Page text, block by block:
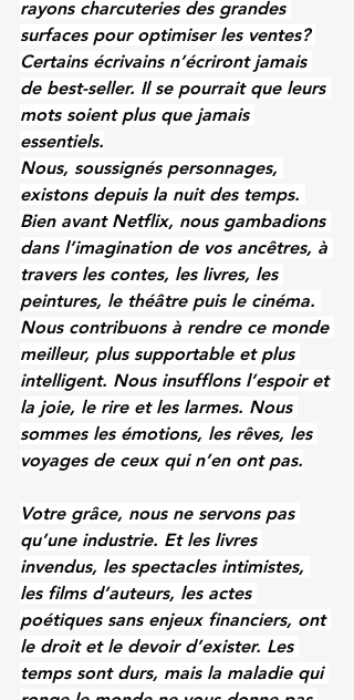
rayons charcuteries des grandes
surfaces pour optimiser les ventes?
Certains écrivains n’écriront jamais
de best-seller. Il se pourrait que leurs
mots soient plus que jamais
essentiels.
Nous, soussignés personnages,
existons depuis la nuit des temps.
Bien avant Netflix, nous gambadions
dans l’imagination de vos ancêtres, à
travers les contes, les livres, les
peintures, le théâtre puis le cinéma.
Nous contribuons à rendre ce monde
meilleur, plus supportable et plus
intelligent. Nous insufflons l’espoir et
la joie, le rire et les larmes. Nous
sommes les émotions, les rêves, les
voyages de ceux qui n’en ont pas.
Votre grâce, nous ne servons pas
qu’une industrie. Et les livres
invendus, les spectacles intimistes,
les films d’auteurs, les actes
poétiques sans enjeux financiers, ont
le droit et le devoir d’exister. Les
temps sont durs, mais la maladie qui